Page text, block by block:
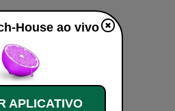
House ao vivo
APLICATIVO